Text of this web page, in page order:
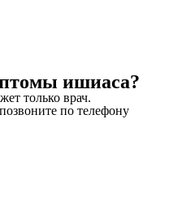
ишиаса?
только врач.
по телефону